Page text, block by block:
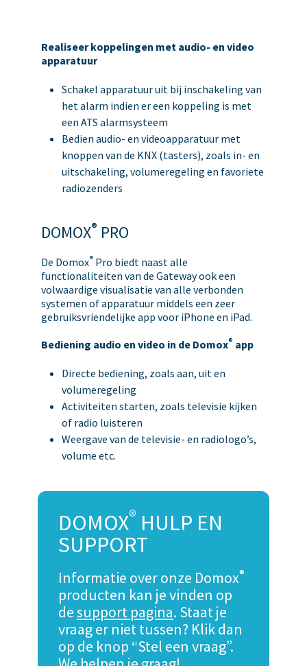
Realiseer koppelingen met audio- en video
apparatuur
Schakel apparatuur uit bij inschakeling van
het alarm indien er een koppeling is met
een ATS alarmsysteem
Bedien audio- en videoapparatuur met
knoppen van de KNX (tasters), zoals in- en
uitschakeling, volumeregeling en favoriete
radiozenders
DOMOX® PRO
De Domox® Pro biedt naast alle
functionaliteiten van de Gateway ook een
volwaardige visualisatie van alle verbonden
systemen of apparatuur middels een zeer
gebruiksvriendelijke app voor iPhone en iPad.
Bediening audio en video in de Domox® app
Directe bediening, zoals aan, uit en
volumeregeling
Activiteiten starten, zoals televisie kijken
of radio luisteren
Weergave van de televisie- en radiologo’s,
volume etc.
DOMOX® HULP EN
SUPPORT
Informatie over onze Domox®
producten kan je vinden op
desupport pagina. Staat je
vraag er niet tussen? Klik dan
op de knop “Stel een vraag”.